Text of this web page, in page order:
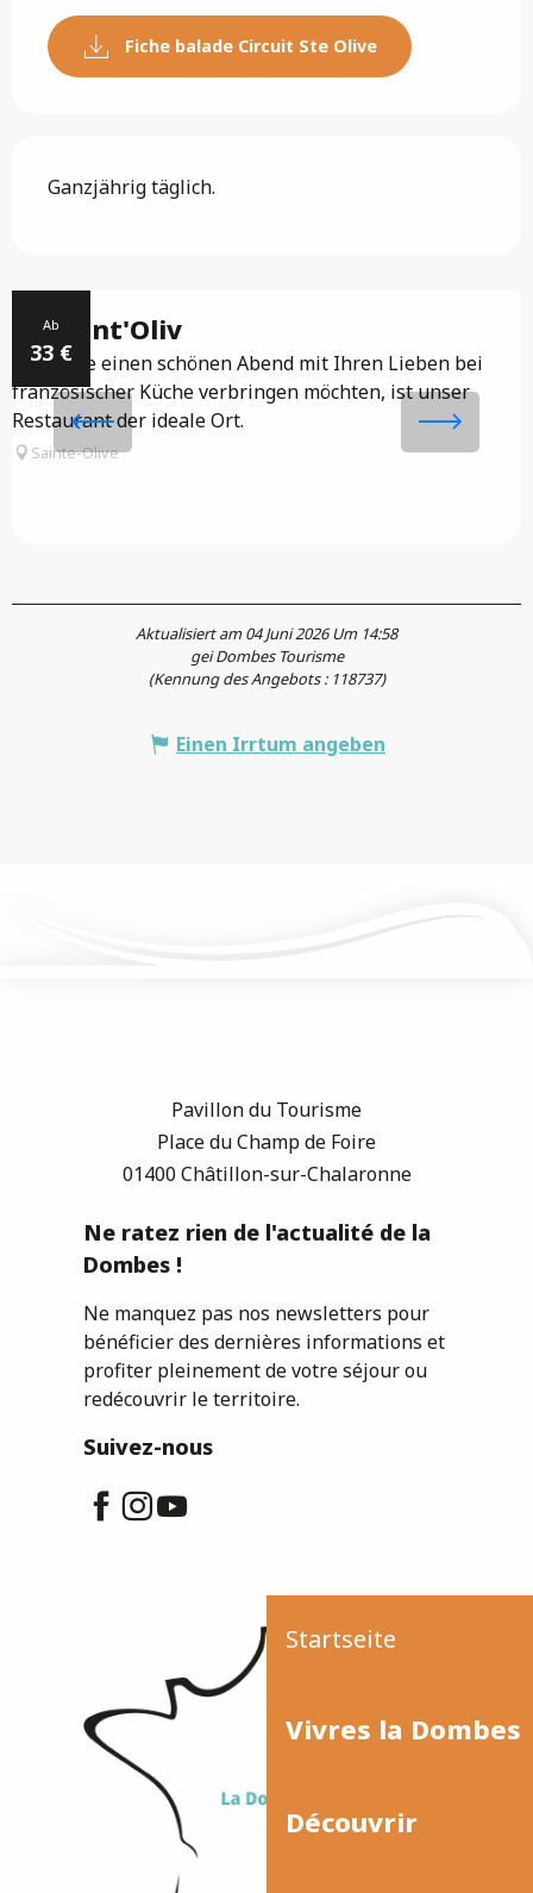
Startseite
Vivres la Dombes
Découvrir
Fiche balade Circuit Ste Olive
Ganzjährig täglich.
Ab
33 €
Le Saint'Oliv
Wenn Sie einen schönen Abend mit Ihren Lieben bei
französischer Küche verbringen möchten, ist unser
Restaurant der ideale Ort.
Sainte-Olive
Aktualisiert am 04 Juni 2026 Um 14:58
gei Dombes Tourisme
(Kennung des Angebots : 118737)
Einen Irrtum angeben
Pavillon du Tourisme
Place du Champ de Foire
01400 Châtillon-sur-Chalaronne
Ne ratez rien de l'actualité de la
Dombes !
Ne manquez pas nos newsletters pour
bénéficier des dernières informations et
profiter pleinement de votre séjour ou
redécouvrir le territoire.
Suivez-nous